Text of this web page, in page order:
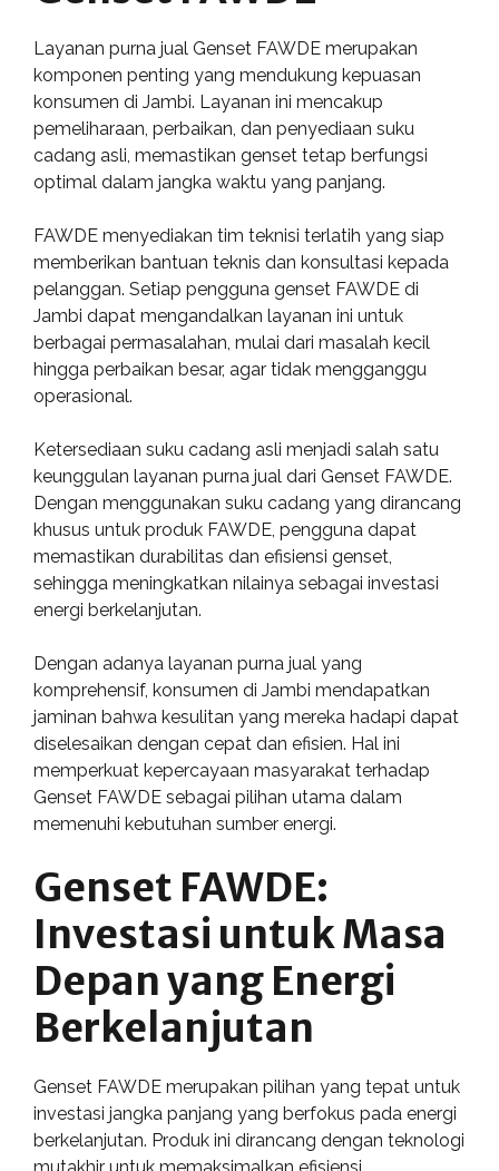
Layanan purna jual Genset FAWDE merupakan
komponen penting yang mendukung kepuasan
konsumen di Jambi. Layanan ini mencakup
pemeliharaan, perbaikan, dan penyediaan suku
cadang asli, memastikan genset tetap berfungsi
optimal dalam jangka waktu yang panjang.
FAWDE menyediakan tim teknisi terlatih yang siap
memberikan bantuan teknis dan konsultasi kepada
pelanggan. Setiap pengguna genset FAWDE di
Jambi dapat mengandalkan layanan ini untuk
berbagai permasalahan, mulai dari masalah kecil
hingga perbaikan besar, agar tidak mengganggu
operasional.
Ketersediaan suku cadang asli menjadi salah satu
keunggulan layanan purna jual dari Genset FAWDE.
Dengan menggunakan suku cadang yang dirancang
khusus untuk produk FAWDE, pengguna dapat
memastikan durabilitas dan efisiensi genset,
sehingga meningkatkan nilainya sebagai investasi
energi berkelanjutan.
Dengan adanya layanan purna jual yang
komprehensif, konsumen di Jambi mendapatkan
jaminan bahwa kesulitan yang mereka hadapi dapat
diselesaikan dengan cepat dan efisien. Hal ini
memperkuat kepercayaan masyarakat terhadap
Genset FAWDE sebagai pilihan utama dalam
memenuhi kebutuhan sumber energi.
Genset FAWDE:
Investasi untuk Masa
Depan yang Energi
Berkelanjutan
Genset FAWDE merupakan pilihan yang tepat untuk
investasi jangka panjang yang berfokus pada energi
berkelanjutan. Produk ini dirancang dengan teknologi